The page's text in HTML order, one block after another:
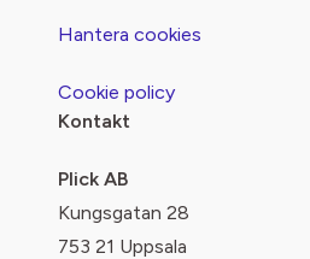
Hantera cookies
Cookie policy
Kontakt
Plick AB
Kungsgatan 28
753 21 Uppsala